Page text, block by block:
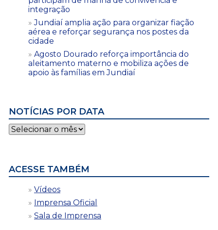
integração
Jundiaí amplia ação para organizar fiação
aérea e reforçar segurança nos postes da
cidade
Agosto Dourado reforça importância do
aleitamento materno e mobiliza ações de
apoio às famílias em Jundiaí
NOTÍCIAS POR DATA
Notícias
por
ACESSE TAMBÉM
Vídeos
Imprensa Oficial
Sala de Imprensa